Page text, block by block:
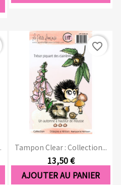
Tampon Clear : Collection...
13,50 €
AJOUTER AU PANIER
favorite_border